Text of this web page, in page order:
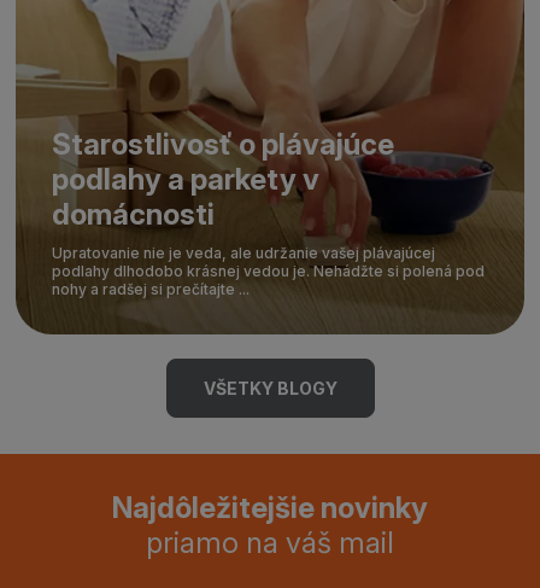
Starostlivosť o plávajúce
podlahy a parkety v
domácnosti
Upratovanie nie je veda, ale udržanie vašej plávajúcej
podlahy dlhodobo krásnej vedou je. Nehádžte si polená pod
nohy a radšej si prečítajte ...
VŠETKY BLOGY
Najdôležitejšie novinky
priamo na váš mail